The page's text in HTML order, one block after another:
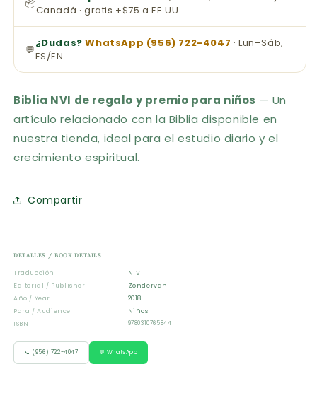
📦Canadá · gratis +$75 a EE.UU.
💬¿Dudas? WhatsApp (956) 722-4047 · Lun–Sáb,
ES/EN
Biblia NVI de regalo y premio para niños — Un
artículo relacionado con la Biblia disponible en
nuestra tienda, ideal para el estudio diario y el
crecimiento espiritual.
Compartir
DETALLES / BOOK DETAILS
Traducción
NIV
Editorial / Publisher
Zondervan
Año / Year
2018
Para / Audience
Niños
ISBN
9780310765844
📞 (956) 722-4047 💬 WhatsApp